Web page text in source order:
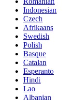
Indonesian
Czech
Afrikaans
Swedish
Polish
Basque
Catalan
Esperanto
Hindi
Lao
Albanian